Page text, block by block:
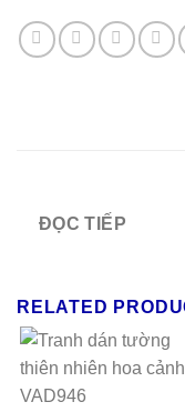
ĐỌC TIẾP
RELATED